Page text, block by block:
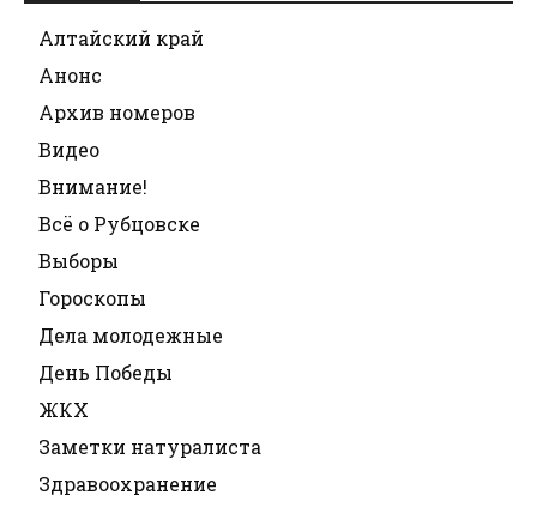
Алтайский край
Анонс
Архив номеров
Видео
Внимание!
Всё о Рубцовске
Выборы
Гороскопы
Дела молодежные
День Победы
ЖКХ
Заметки натуралиста
Здравоохранение